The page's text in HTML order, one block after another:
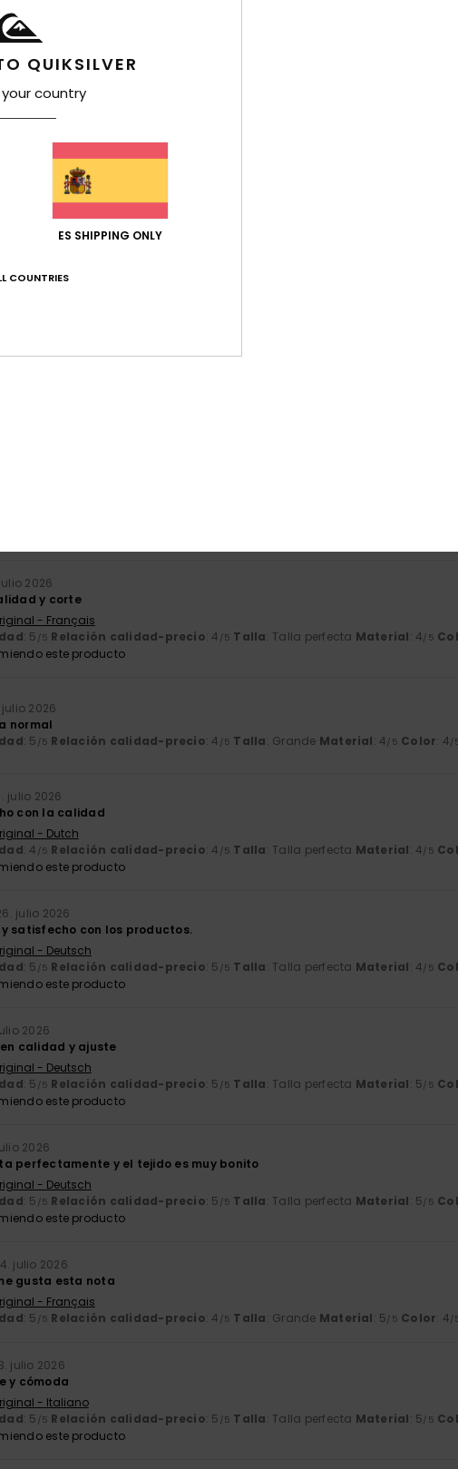
4.7
2026
y corte
- Français
: 5 /5 Relación calidad-precio: 4 /5 Talla: Talla perfecta Material: 4/5
este producto
julio 2026
normal
: 5 /5 Relación calidad-precio: 4 /5 Talla: Grande Material: 4/5 Color: 4/
julio 2026
con la calidad
- Dutch
: 4 /5 Relación calidad-precio: 4 /5 Talla: Talla perfecta Material: 4/5
este producto
julio 2026
satisfecho con los productos.
- Deutsch
: 5 /5 Relación calidad-precio: 5 /5 Talla: Talla perfecta Material: 4/5
este producto
2026
en calidad y ajuste
- Deutsch
: 5 /5 Relación calidad-precio: 5 /5 Talla: Talla perfecta Material: 5/5
este producto
2026
perfectamente y el tejido es muy bonito
- Deutsch
: 5 /5 Relación calidad-precio: 5 /5 Talla: Talla perfecta Material: 5/5
este producto
julio 2026
gusta esta nota
- Français
: 5 /5 Relación calidad-precio: 4 /5 Talla: Grande Material: 5/5 Color: 4/
julio 2026
y cómoda
- Italiano
: 5 /5 Relación calidad-precio: 5 /5 Talla: Talla perfecta Material: 5/5
este producto
QUIKSILVER
country
ES SHIPPING ONLY
COUNTRIES